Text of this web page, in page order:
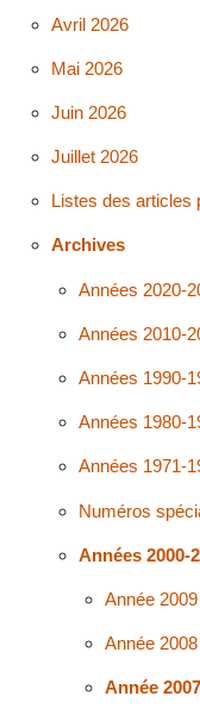
Avril 2026
Mai 2026
Juin 2026
Juillet 2026
Listes des articles
Archives
Années 2020-
Années 2010-
Années 1990-
Années 1980-
Années 1971-
Numéros
Années 2000-
Année 2009
Année 2008
Année 2007